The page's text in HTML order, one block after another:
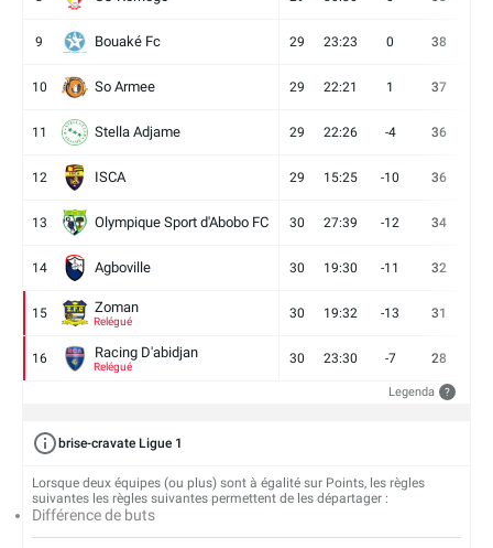
9 Bouaké Fc 29 23:23 0 38
10 So Armee 29 22:21 1 37
11 Stella Adjame 29 22:26 -4 36
12 ISCA 29 15:25 -10 36
13 Olympique Sport d'Abobo FC 30 27:39 -12 34
14 Agboville 30 19:30 -11 32
15 Zoman
Relégué
30 19:32 -13 31
16 Racing D'abidjan
Relégué
30 23:30 -7 28
Legenda ?
brise-cravate Ligue 1
Lorsque deux équipes (ou plus) sont à égalité sur Points, les règles
suivantes les règles suivantes permettent de les départager :
Différence de buts